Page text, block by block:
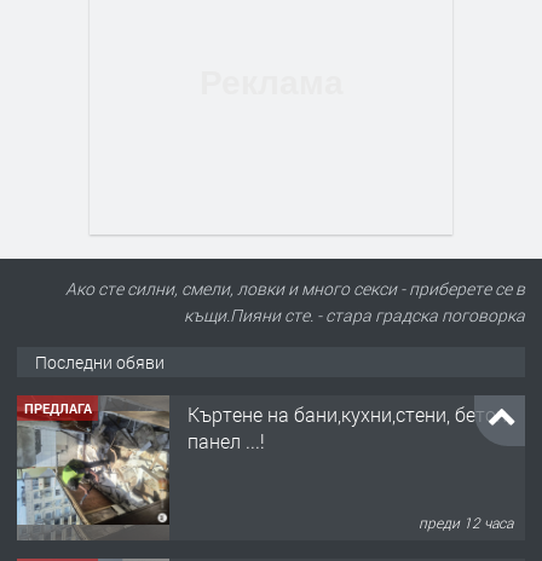
Ако сте силни, смели, ловки и много секси - приберете се в
къщи.Пияни сте. - стара градска поговорка
Последни обяви
ПРЕДЛАГА
Къртене на бани,кухни,стени, бетон,
панел ...!
преди 12 часа